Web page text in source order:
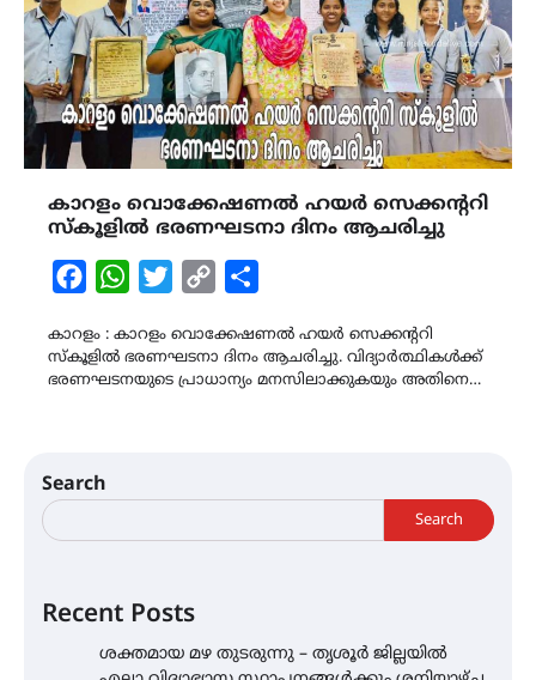
കാറളം വൊക്കേഷണൽ ഹയർ സെക്കന്ററി
സ്കൂളിൽ ഭരണഘടനാ ദിനം ആചരിച്ചു
FacebookWhatsAppTwitterCopy
കാറളം : കാറളം വൊക്കേഷണൽ ഹയർ സെക്കന്ററി
സ്കൂളിൽ ഭരണഘടനാ ദിനം ആചരിച്ചു. വിദ്യാർത്ഥികൾക്ക്
ഭരണഘടനയുടെ പ്രാധാന്യം മനസിലാക്കുകയും അതിനെ…
Search
Search
Recent Posts
ശക്തമായ മഴ തുടരുന്നു – തൃശൂർ ജില്ലയിൽ